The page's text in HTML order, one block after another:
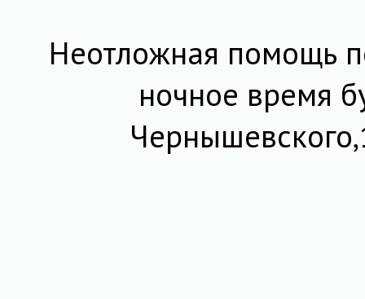
Неотложная помощь
ночное время